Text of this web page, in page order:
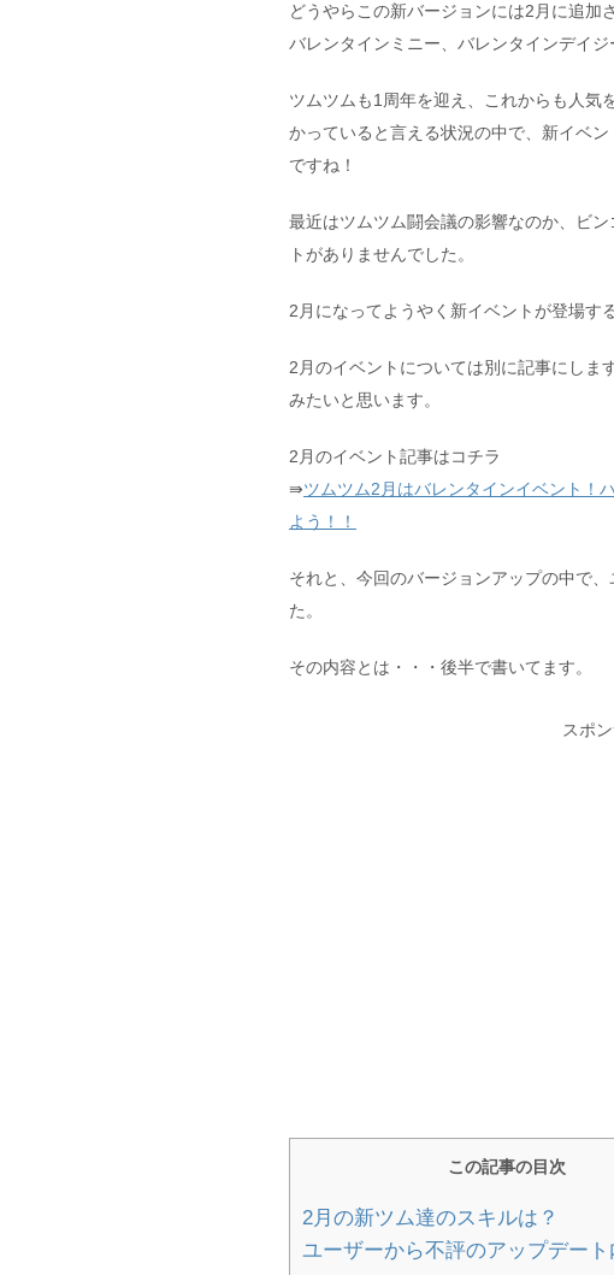
どうやらこの新バージョンには2月に追加
バレンタインミニー、バレンタインデイジ
ツムツムも1周年を迎え、これからも人気
かっていると言える状況の中で、新イベ
ですね！
最近はツムツム闘会議の影響なのか、ビ
トがありませんでした。
2月になってようやく新イベントが登場す
2月のイベントについては別に記事にしま
みたいと思います。
2月のイベント記事はコチラ
⇛ツムツム2月はバレンタインイベント！
よう！！
それと、今回のバージョンアップの中で
た。
その内容とは・・・後半で書いてます。
スポ
この記事の目次
2月の新ツム達のスキルは？
ユーザーから不評のアップデート